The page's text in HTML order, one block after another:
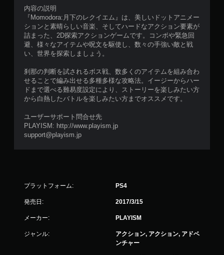
内容の説明
『Momodora:月下のレクイエム』は、美しいドットアニメー
ションと素晴らしい音楽、そしてハードなアクション要素が
詰まった、2D探索アクションゲームです。コンボや緊急回
避、様々なアイテムや呪文を駆使し、数々の手強い敵と戦
い、世界を探索しましょう。
刹那の判断を試されるボス戦、数多くのアイテムを組み合わ
せることで編み出せる多種多様な攻略法。イージーからハー
ドまで選べる難易度設定により、ストーリーを楽しみたい方
から白熱したバトルを楽しみたい方までオススメです。
ユーザーサポート問合せ先
PLAYISM: http://www.playism.jp
support@playism.jp
プラットフォーム: PS4
発売日: 2017/3/15
メーカー: PLAYISM
ジャンル:
アクション, アクション, アドベ
ンチャー